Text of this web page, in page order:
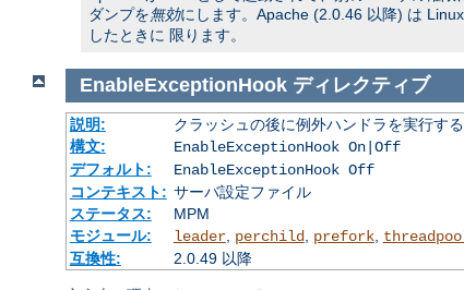
ダンプを無効にします。Apache (2.0.46 以降) は
したときに 限ります。
EnableExceptionHook ディレクティブ
説明:
クラッシュの後に例外ハンドラを実行す
構文:
EnableExceptionHook On|Off
デフォルト:
EnableExceptionHook Off
コンテキスト: サーバ設定ファイル
ステータス:
MPM
モジュール:
leader, perchild, prefork,
互換性:
2.0.49 以降